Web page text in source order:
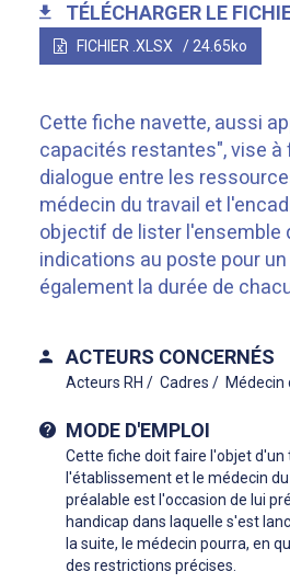
TÉLÉCHARGER LE
FICHIER .XLSX / 24.65ko
Cette fiche navette, aussi
capacités restantes", vise à
dialogue entre les
médecin du travail et
objectif de lister l'ensemble
indications au poste pour
également la durée de
ACTEURS CONCERNÉS
Acteurs RH Cadres Médecin
MODE D'EMPLOI
Cette fiche doit faire l'objet d'un
l'établissement et le médecin du
préalable est l'occasion de lui
handicap dans laquelle s'est
la suite, le médecin pourra, en
des restrictions précises.